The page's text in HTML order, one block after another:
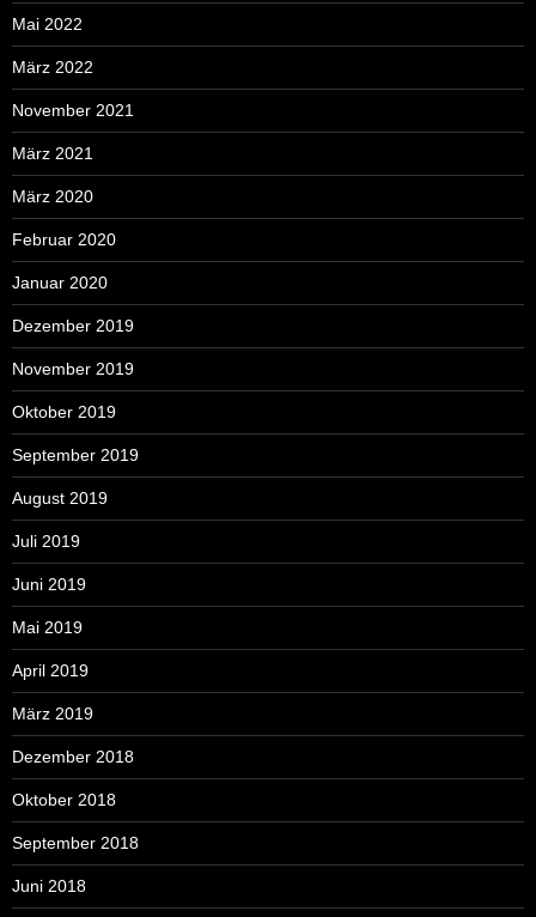
Mai 2022
März 2022
November 2021
März 2021
März 2020
Februar 2020
Januar 2020
Dezember 2019
November 2019
Oktober 2019
September 2019
August 2019
Juli 2019
Juni 2019
Mai 2019
April 2019
März 2019
Dezember 2018
Oktober 2018
September 2018
Juni 2018